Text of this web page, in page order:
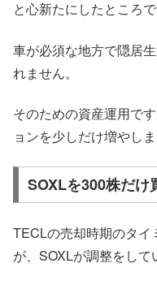
と心新たにしたところで
車が必須な地方で隠居
れません。
そのための資産運用で
ョンを少しだけ増やしま
SOXLを300株だけ
TECLの売却時期のタイ
が、SOXLが調整をして